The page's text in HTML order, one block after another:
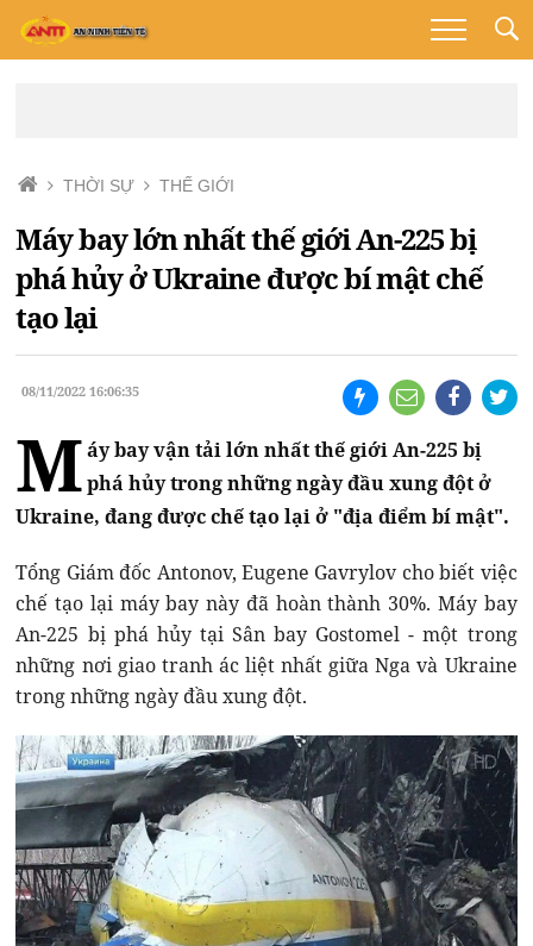
THỜI SỰ THẾ GIỚI
Máy bay lớn nhất thế giới An-225 bị
phá hủy ở Ukraine được bí mật chế
tạo lại
08/11/2022 16:06:35
M áy bay vận tải lớn nhất thế giới An-225 bị
phá hủy trong những ngày đầu xung đột ở
Ukraine, đang được chế tạo lại ở "địa điểm bí mật".
Tổng Giám đốc Antonov, Eugene Gavrylov cho biết việc
chế tạo lại máy bay này đã hoàn thành 30%. Máy bay
An-225 bị phá hủy tại Sân bay Gostomel - một trong
những nơi giao tranh ác liệt nhất giữa Nga và Ukraine
trong những ngày đầu xung đột.